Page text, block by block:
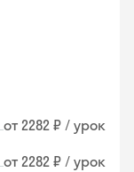
от 2282 ₽ / урок
от 2282 ₽ / урок